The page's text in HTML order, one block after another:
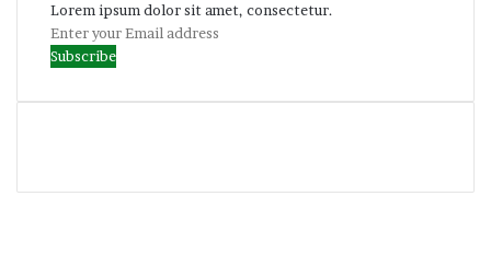
Lorem ipsum dolor sit amet, consectetur.
Enter
your
address